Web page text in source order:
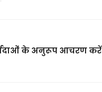
के अनुरूप आचरण करें